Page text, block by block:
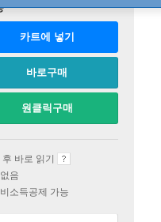
카트에 넣기
바로구매
원클릭구매
후 바로 읽기
음
소득공제 가능